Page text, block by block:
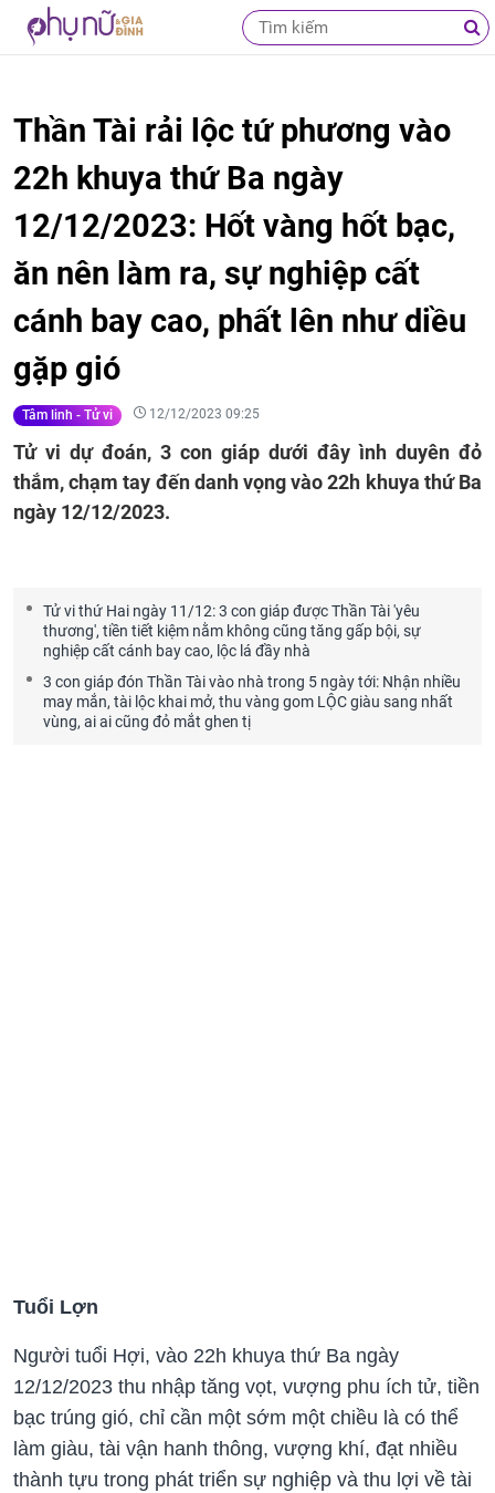
Thần Tài rải lộc tứ phương vào
22h khuya thứ Ba ngày
12/12/2023: Hốt vàng hốt bạc,
ăn nên làm ra, sự nghiệp cất
cánh bay cao, phất lên như diều
gặp gió
Tâm linh - Tử vi 12/12/2023 09:25
Tử vi dự đoán, 3 con giáp dưới đây ình duyên đỏ
thắm, chạm tay đến danh vọng vào 22h khuya thứ Ba
ngày 12/12/2023.
Tử vi thứ Hai ngày 11/12: 3 con giáp được Thần Tài 'yêu
thương', tiền tiết kiệm nằm không cũng tăng gấp bội, sự
nghiệp cất cánh bay cao, lộc lá đầy nhà
3 con giáp đón Thần Tài vào nhà trong 5 ngày tới: Nhận nhiều
may mắn, tài lộc khai mở, thu vàng gom LỘC giàu sang nhất
vùng, ai ai cũng đỏ mắt ghen tị
Tuổi Lợn
Người tuổi Hợi, vào 22h khuya thứ Ba ngày
12/12/2023 thu nhập tăng vọt, vượng phu ích tử, tiền
bạc trúng gió, chỉ cần một sớm một chiều là có thể
làm giàu, tài vận hanh thông, vượng khí, đạt nhiều
thành tựu trong phát triển sự nghiệp và thu lợi về tài